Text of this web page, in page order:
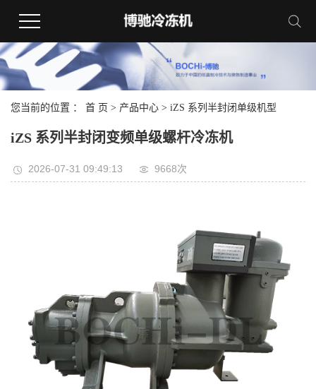
您当前的位置 ： 首 页 > 产品中心 > iZS 系列半封闭单级机型
iZS 系列半封闭变频单级螺杆冷冻机
2026-07-31 09:49:13 9668次